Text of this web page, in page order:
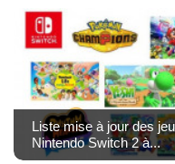
Liste mise à jour des
Nintendo Switch 2 à...